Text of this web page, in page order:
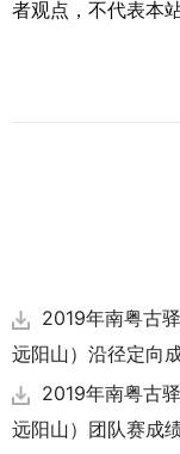
者观点，不代表本
2019年南粤古
远阳山）沿径定向
2019年南粤古
远阳山）团队赛成